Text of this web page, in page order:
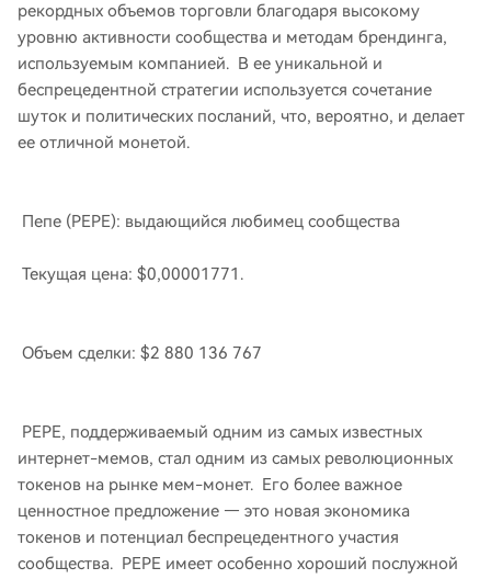
рекордных объемов торговли благодаря высокому
уровню активности сообщества и методам брендинга,
используемым компанией. В ее уникальной и
беспрецедентной стратегии используется сочетание
шуток и политических посланий, что, вероятно, и делает
ее отличной монетой.
Пепе (PEPE): выдающийся любимец сообщества
Текущая цена: $0,00001771.
Объем сделки: $2 880 136 767
PEPE, поддерживаемый одним из самых известных
интернет-мемов, стал одним из самых революционных
токенов на рынке мем-монет. Его более важное
ценностное предложение — это новая экономика
токенов и потенциал беспрецедентного участия
сообщества. PEPE имеет особенно хороший послужной